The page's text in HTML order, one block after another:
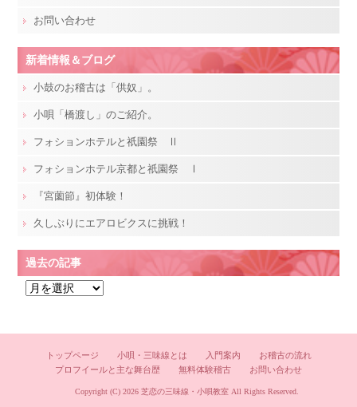
お問い合わせ
新着情報＆ブログ
小鼓のお稽古は「供奴」。
小唄「橋渡し」のご紹介。
フォションホテルと祇園祭 Ⅱ
フォションホテル京都と祇園祭 Ⅰ
『宮薗節』初体験！
久しぶりにエアロビクスに挑戦！
過去の記事
トップページ 小唄・三味線とは 入門案内
お稽古の流れ
プロフイールと主な舞台歴
無料体験稽古 お問い合わせ
Copyright (C) 2026 芝恋の三味線・小唄教室All Rights Reserved.